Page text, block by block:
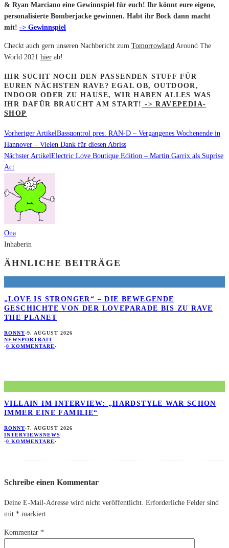
& Ryan Marciano eine Gewinnspiel für euch! Ihr könnt eure eigene,
personalisierte Bomberjacke gewinnen. Habt ihr Bock dann macht
mit! -> Gewinnspiel
Checkt auch gern unseren Nachbericht zum Tomorrowland Around The
World 2021 hier ab!
IHR SUCHT NOCH DEN PASSENDEN STUFF FÜR
EUREN NÄCHSTEN RAVE? EGAL OB, OUTDOOR,
INDOOR ODER ZU HAUSE, WIR HABEN ALLES WAS
IHR DAFÜR BRAUCHT AM START! -> RAVEPEDIA-
SHOP
Vorheriger ArtikelBassqontrol pres. RAN-D – Vergangenes Wochenende in
Hannover – Vielen Dank für diesen Abriss
Nächster ArtikelElectric Love Boutique Edition – Martin Garrix als Suprise
Act
Ona
Inhaberin
ÄHNLICHE BEITRÄGE
„LOVE IS STRONGER“ – DIE BEWEGENDE
GESCHICHTE VON DER LOVEPARADE BIS ZU RAVE
THE PLANET
RONNY·9. AUGUST 2026
NEWSPORTRAIT
·0 KOMMENTARE·
VILLAIN IM INTERVIEW: „HARDSTYLE WAR SCHON
IMMER EINE FAMILIE“
RONNY·7. AUGUST 2026
INTERVIEWSNEWS
·0 KOMMENTARE·
Schreibe einen Kommentar
Deine E-Mail-Adresse wird nicht veröffentlicht. Erforderliche Felder sind
mit * markiert
Kommentar *